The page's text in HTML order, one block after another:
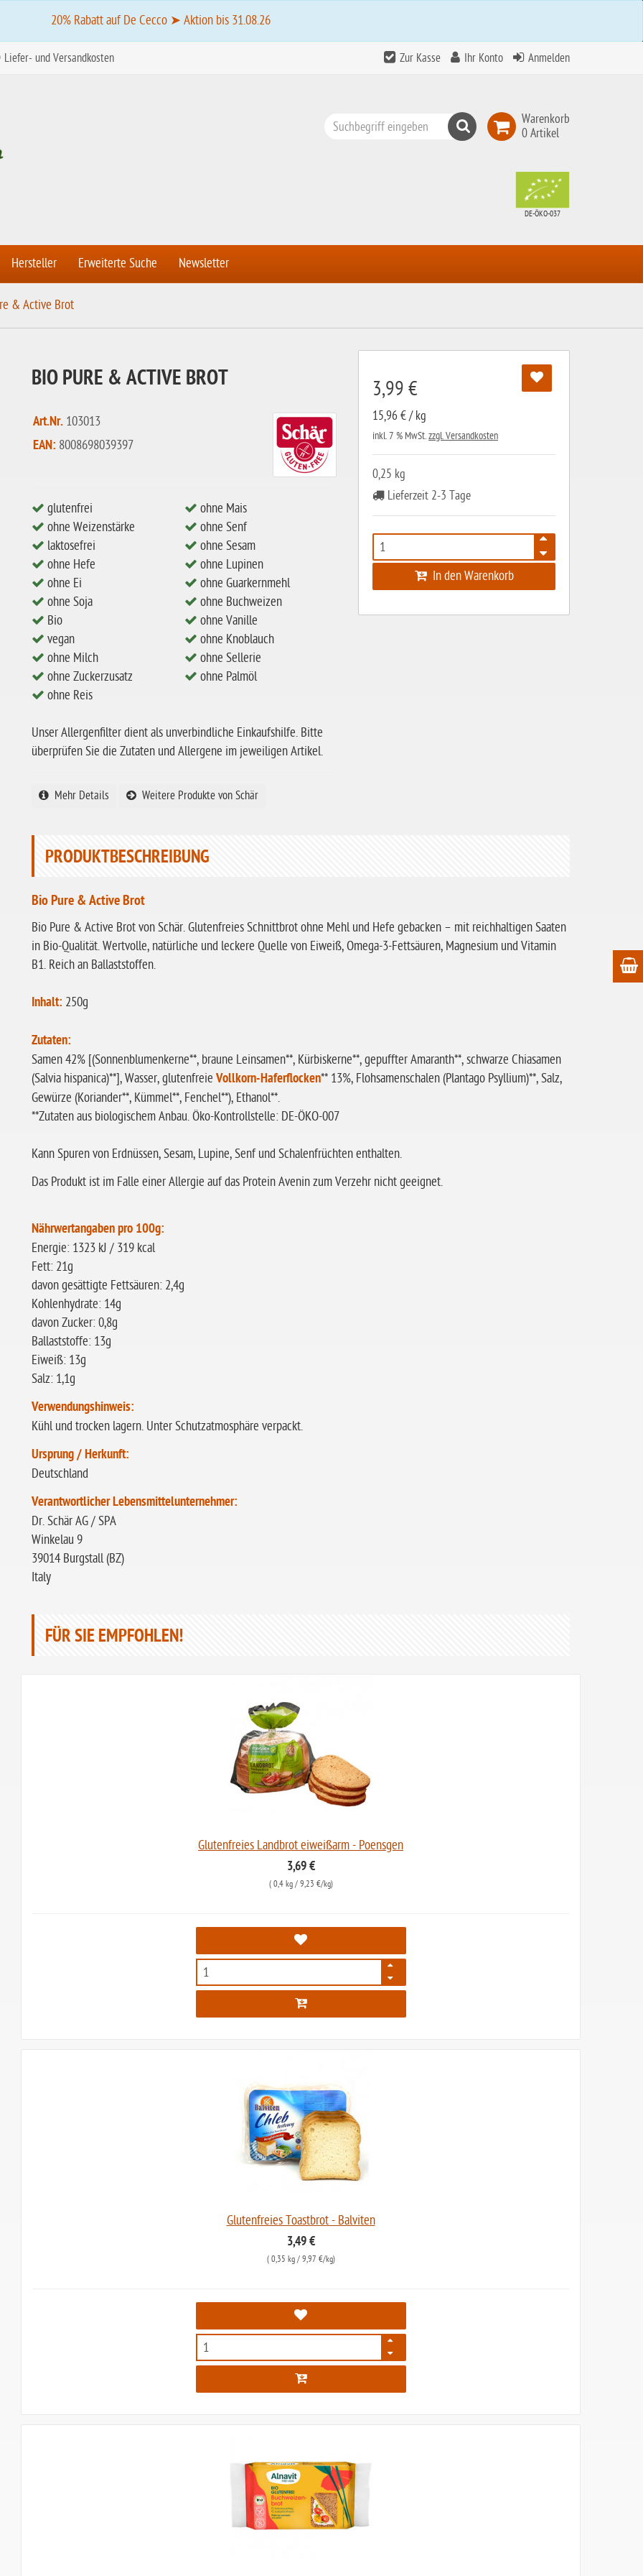
20% Rabatt auf De Cecco ➤ Aktion bis 31.08.26
Liefer- und Versandkosten Zur Kasse Ihr Konto Anmelden
Warenkorb
0 Artikel
Suchen
DE-ÖKO-037
Hersteller Erweiterte Suche Newsletter
& Active Brot
3,99 €
15,96 € / kg
inkl. 7 % MwSt.zzgl. Versandkosten
0,25 kg
Lieferzeit 2-3 Tage
In den Warenkorb
BIO PURE & ACTIVE BROT
Art.Nr. 103013
EAN: 8008698039397
glutenfrei
ohne Weizenstärke
laktosefrei
ohne Hefe
ohne Ei
ohne Soja
Bio
vegan
ohne Milch
ohne Zuckerzusatz
ohne Reis
ohne Mais
ohne Senf
ohne Sesam
ohne Lupinen
ohne Guarkernmehl
ohne Buchweizen
ohne Vanille
ohne Knoblauch
ohne Sellerie
ohne Palmöl
Unser Allergenfilter dient als unverbindliche Einkaufshilfe. Bitte
überprüfen Sie die Zutaten und Allergene im jeweiligen Artikel.
Mehr Details Weitere Produkte von Schär
PRODUKTBESCHREIBUNG
Bio Pure & Active Brot
Bio Pure & Active Brot von Schär. Glutenfreies Schnittbrot ohne Mehl und Hefe gebacken – mit reichhaltigen Saaten
in Bio-Qualität. Wertvolle, natürliche und leckere Quelle von Eiweiß, Omega-3-Fettsäuren, Magnesium und Vitamin
B1. Reich an Ballaststoffen.
Inhalt: 250g
Zutaten:
Samen 42% [(Sonnenblumenkerne**, braune Leinsamen**, Kürbiskerne**, gepuffter Amaranth**, schwarze Chiasamen
(Salvia hispanica)**], Wasser, glutenfreie Vollkorn-Haferflocken** 13%, Flohsamenschalen (Plantago Psyllium)**, Salz,
Gewürze (Koriander**, Kümmel**, Fenchel**), Ethanol**.
**Zutaten aus biologischem Anbau. Öko-Kontrollstelle: DE-ÖKO-007
Kann Spuren von Erdnüssen, Sesam, Lupine, Senf und Schalenfrüchten enthalten.
Das Produkt ist im Falle einer Allergie auf das Protein Avenin zum Verzehr nicht geeignet.
Nährwertangaben pro 100g:
Energie: 1323 kJ / 319 kcal
Fett: 21g
davon gesättigte Fettsäuren: 2,4g
Kohlenhydrate: 14g
davon Zucker: 0,8g
Ballaststoffe: 13g
Eiweiß: 13g
Salz: 1,1g
Verwendungshinweis:
Kühl und trocken lagern. Unter Schutzatmosphäre verpackt.
Ursprung / Herkunft:
Deutschland
Verantwortlicher Lebensmittelunternehmer:
Dr. Schär AG / SPA
Winkelau 9
39014 Burgstall (BZ)
Italy
FÜR SIE EMPFOHLEN!
Glutenfreies Landbrot eiweißarm - Poensgen
3,69 €
( 0,4 kg/ 9,23 €/kg)
641
Glutenfreies Toastbrot - Balviten
3,49 €
( 0,35 kg/ 9,97 €/kg)
1253